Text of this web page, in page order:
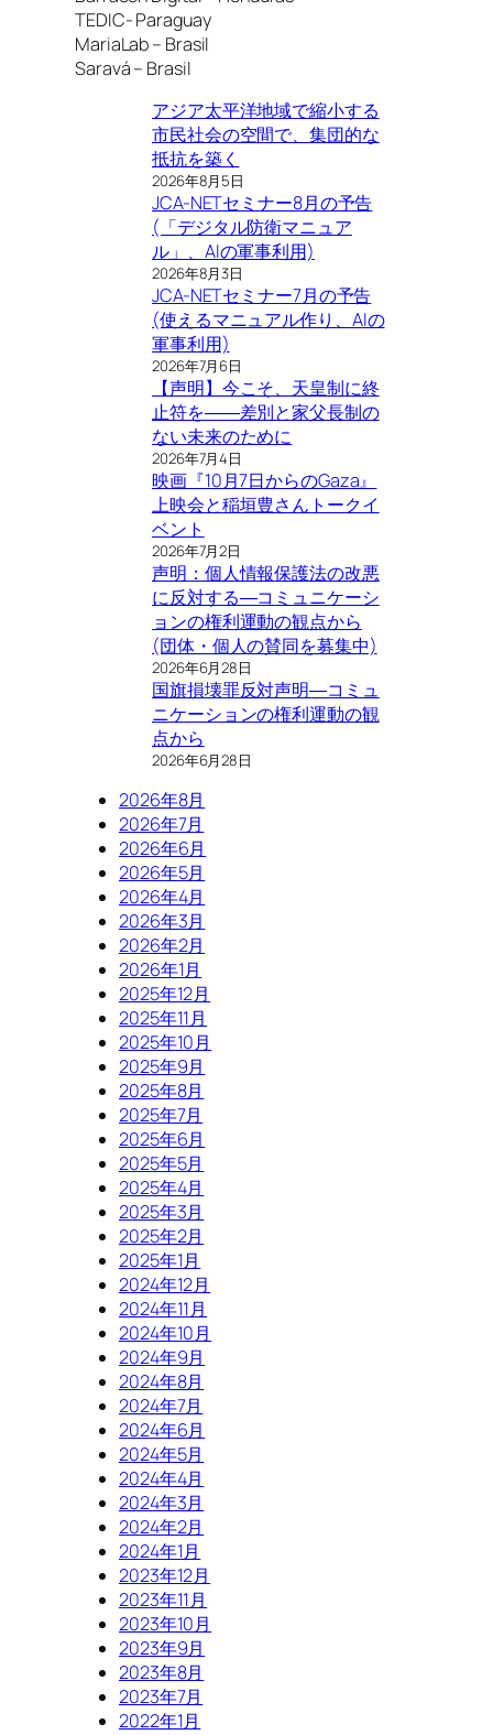
TEDIC- Paraguay
MariaLab – Brasil
Saravá – Brasil
アジア太平洋地域で縮小する
市民社会の空間で、集団的な
抵抗を築く
2026年8月5日
JCA-NETセミナー8月の予告
(「デジタル防衛マニュア
ル」、AIの軍事利用)
2026年8月3日
JCA-NETセミナー7月の予告
(使えるマニュアル作り、AIの
軍事利用)
2026年7月6日
【声明】今こそ、天皇制に終
止符を――差別と家父長制の
ない未来のために
2026年7月4日
映画『10月7日からのGaza』
上映会と稲垣豊さんトークイ
ベント
2026年7月2日
声明：個人情報保護法の改悪
に反対する―コミュニケーシ
ョンの権利運動の観点から
(団体・個人の賛同を募集中)
2026年6月28日
国旗損壊罪反対声明―コミュ
ニケーションの権利運動の観
点から
2026年6月28日
2026年8月
2026年7月
2026年6月
2026年5月
2026年4月
2026年3月
2026年2月
2026年1月
2025年12月
2025年11月
2025年10月
2025年9月
2025年8月
2025年7月
2025年6月
2025年5月
2025年4月
2025年3月
2025年2月
2025年1月
2024年12月
2024年11月
2024年10月
2024年9月
2024年8月
2024年7月
2024年6月
2024年5月
2024年4月
2024年3月
2024年2月
2024年1月
2023年12月
2023年11月
2023年10月
2023年9月
2023年8月
2023年7月
2022年1月